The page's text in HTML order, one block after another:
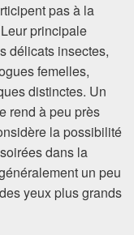
pas à la
principale
délicats insectes,
femelles,
distinctes. Un
rend à peu près
la possibilité
dans la
un peu
yeux plus grands